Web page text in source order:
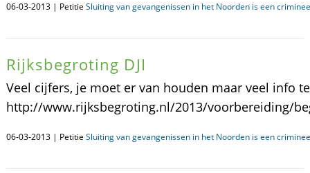
06-03-2013 | Petitie Sluiting van gevangenissen in het Noorden is een
Rijksbegroting DJI
Veel cijfers, je moet er van houden maar veel info
http://www.rijksbegroting.nl/2013/voorbereiding/
06-03-2013 | Petitie Sluiting van gevangenissen in het Noorden is een